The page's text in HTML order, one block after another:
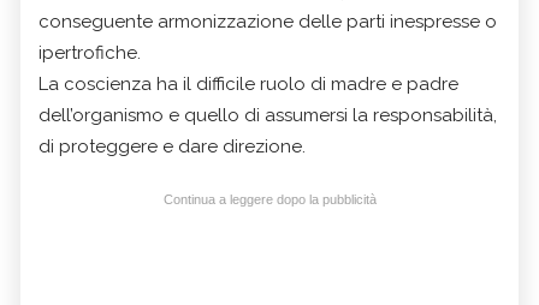
conseguente armonizzazione delle parti inespresse o
ipertrofiche.
La coscienza ha il difficile ruolo di madre e padre
dell’organismo e quello di assumersi la responsabilità,
di proteggere e dare direzione.
Continua a leggere dopo la pubblicità